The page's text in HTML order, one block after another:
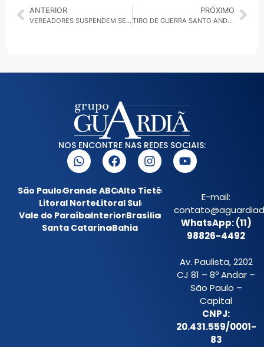
ANTERIOR
VEREADORES SUSPENDEM SESSÃO PARA APRESENTAR CANDIDATAS AO CONSELHO TUTELAR
PRÓXIMO
TIRO DE GUERRA SANTO ANDRÉ COMEMORA 68 ANOS
NOS ENCONTRE NAS REDES SOCIAIS:
São PauloGrande ABCAlto Tietê
Litoral NorteLitoral Sul
Vale do ParaíbaInteriorBrasília
Santa CatarinaBahia
E-mail:
WhatsApp: (11)
98826-4492
Av. Paulista, 2202
CJ 81 – 8º Andar –
São Paulo –
Capital
CNPJ:
20.431.559/0001-
83